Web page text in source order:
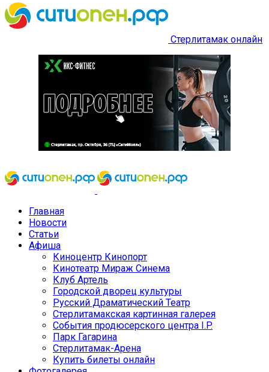
Стерлитамак онлайн
Главная
Новости
Статьи
Афиша
Киноцентр Кинопорт
Кинотеатр Мираж Синема
Клуб Артель
Городской дворец культуры
Русский Драматический Театр
Стерлитамакская картинная галерея
События продюсерского центра I.P.
Парк Гагарина
Стерлитамак-Арена
Купить билеты онлайн